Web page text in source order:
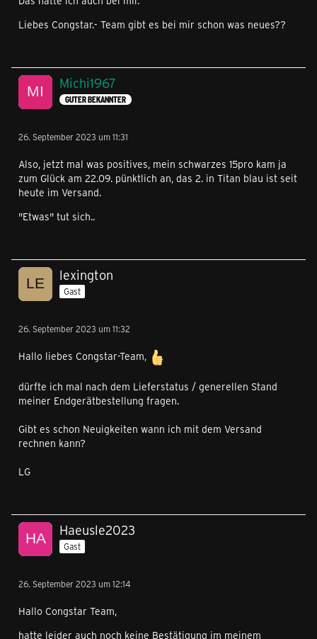
sich der Versand deiner Bestellung" plötzlich an:
"Endspurt!..." an.
Das ist schon hart, erst die Hoffnung zu schüren und
dann einen wieder runterzuziehen
Aber ich schließe mich
Liebes Congstar.- Team gibt es bei mir schon was neues??
Michi1967
GUTER BEKANNTER
26. September 2023 um 11:31
Also, jetzt mal was positives, mein schwarzes 15pro kam ja
zum Glück am 22.09. pünktlich an, das 2. in Titan blau ist seit
heute im Versand.
"Etwas" tut sich..
lexington
Gast
26. September 2023 um 11:32
Hallo liebes Congstar-Team,
dürfte ich mal nach dem Lieferstatus / generellen Stand
meiner Endgerätbestellung fragen.
Gibt es schon Neuigkeiten wann ich mit dem Versand
rechnen kann?
LG
Haeusle2023
Gast
26. September 2023 um 12:14
Hallo Congstar Team,
hatte leider auch noch keine Bestätigung im meinem